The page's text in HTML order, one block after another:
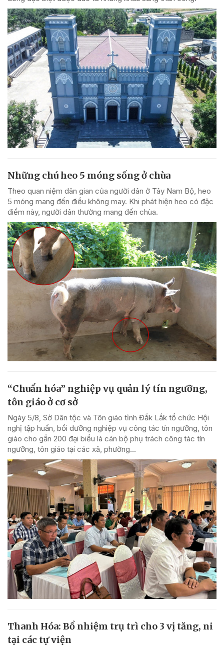
Những chú heo 5 móng sống ở chùa
Theo quan niệm dân gian của người dân ở Tây Nam Bộ, heo
5 móng mang đến điều không may. Khi phát hiện heo có đặc
điểm này, người dân thường mang đến chùa.
“Chuẩn hóa” nghiệp vụ quản lý tín ngưỡng,
tôn giáo ở cơ sở
Ngày 5/8, Sở Dân tộc và Tôn giáo tỉnh Đắk Lắk tổ chức Hội
nghị tập huấn, bồi dưỡng nghiệp vụ công tác tín ngưỡng, tôn
giáo cho gần 200 đại biểu là cán bộ phụ trách công tác tín
ngưỡng, tôn giáo tại các xã, phường...
Thanh Hóa: Bổ nhiệm trụ trì cho 3 vị tăng, ni
tại các tự viện